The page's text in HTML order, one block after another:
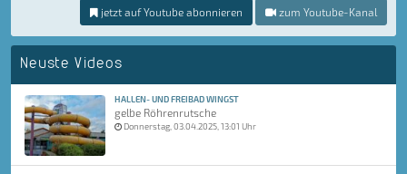
jetzt auf Youtube abonnieren zum Youtube-Kanal
Neuste Videos
HALLEN- UND FREIBAD WINGST
gelbe Röhrenrutsche
Donnerstag, 03.04.2025, 13:01 Uhr